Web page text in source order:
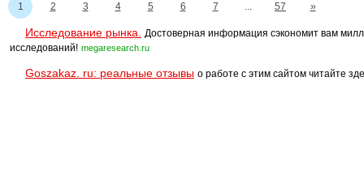
1 2 3 4 5 6 7 ... 57 »
Исследование рынка.
Достоверная информация сэкономит вам
исследований! megaresearch.ru
Goszakaz. ru: реальные отзывы о работе с этим сайтом читайте